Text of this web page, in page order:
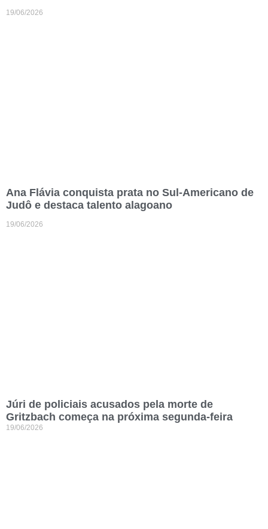
19/06/2026
Ana Flávia conquista prata no Sul-Americano de
Judô e destaca talento alagoano
19/06/2026
Júri de policiais acusados pela morte de
Gritzbach começa na próxima segunda-feira
19/06/2026